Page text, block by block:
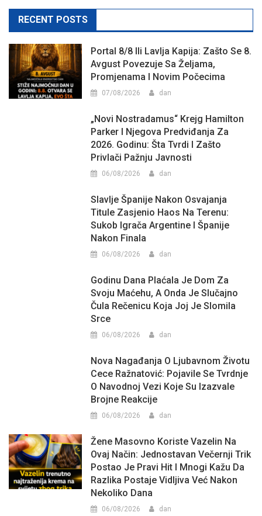
navigation
RECENT POSTS
Portal 8/8 Ili Lavlja Kapija: Zašto Se 8.
Avgust Povezuje Sa Željama,
Promjenama I Novim Počecima
07/08/2026 dan
„Novi Nostradamus“ Krejg Hamilton
Parker I Njegova Predviđanja Za
2026. Godinu: Šta Tvrdi I Zašto
Privlači Pažnju Javnosti
06/08/2026 dan
Slavlje Španije Nakon Osvajanja
Titule Zasjenio Haos Na Terenu:
Sukob Igrača Argentine I Španije
Nakon Finala
06/08/2026 dan
Godinu Dana Plaćala Je Dom Za
Svoju Maćehu, A Onda Je Slučajno
Čula Rečenicu Koja Joj Je Slomila
Srce
06/08/2026 dan
Nova Nagađanja O Ljubavnom Životu
Cece Ražnatović: Pojavile Se Tvrdnje
O Navodnoj Vezi Koje Su Izazvale
Brojne Reakcije
06/08/2026 dan
Žene Masovno Koriste Vazelin Na
Ovaj Način: Jednostavan Večernji Trik
Postao Je Pravi Hit I Mnogi Kažu Da
Razlika Postaje Vidljiva Već Nakon
Nekoliko Dana
06/08/2026 dan